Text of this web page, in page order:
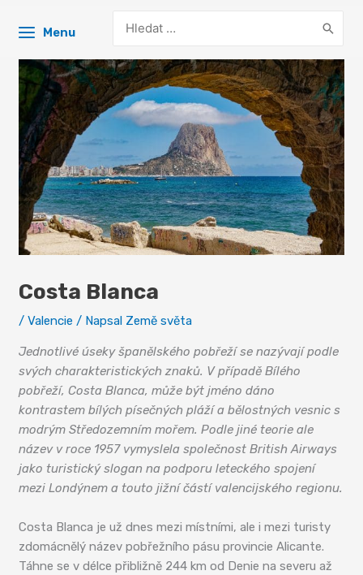
Menu
for:
Costa Blanca
/Valencie / Napsal Země světa
Jednotlivé úseky španělského pobřeží se nazývají podle
svých charakteristických znaků. V případě Bílého
pobřeží, Costa Blanca, může být jméno dáno
kontrastem bílých písečných pláží a bělostných vesnic s
modrým Středozemním mořem. Podle jiné teorie ale
název v roce 1957 vymyslela společnost British Airways
jako turistický slogan na podporu leteckého spojení
mezi Londýnem a touto jižní částí valencijského regionu.
Costa Blanca je už dnes mezi místními, ale i mezi turisty
zdomácnělý název pobřežního pásu provincie Alicante.
Táhne se v délce přibližně 244 km od Denie na severu až